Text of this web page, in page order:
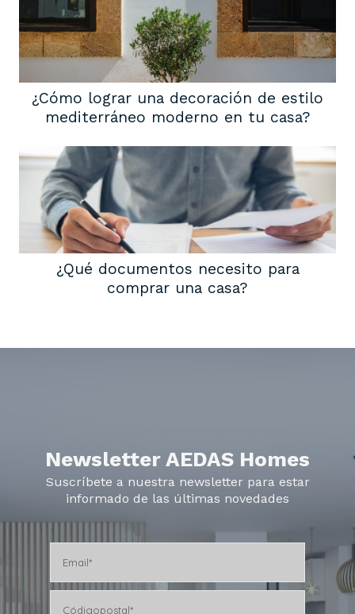
¿Cómo lograr una decoración de estilo
mediterráneo moderno en tu casa?
¿Qué documentos necesito para
comprar una casa?
Newsletter AEDAS Homes
Suscríbete a nuestra newsletter para estar
informado de las últimas novedades